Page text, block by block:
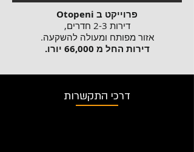
פרוייקט ב Otopeni
דירות 2-3 חדרים,
אזור מפותח ומעולה להשקעה.
דירות החל מ 66,000 יורו.
דרכי התקשרות